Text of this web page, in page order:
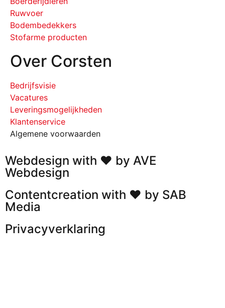
Ruwvoer
Bodembedekkers
Stofarme producten
Over Corsten
Bedrijfsvisie
Vacatures
Leveringsmogelijkheden
Klantenservice
Algemene voorwaarden
Webdesign with ❤ by AVE
Webdesign
Contentcreation with ❤ by SAB
Media
Privacyverklaring